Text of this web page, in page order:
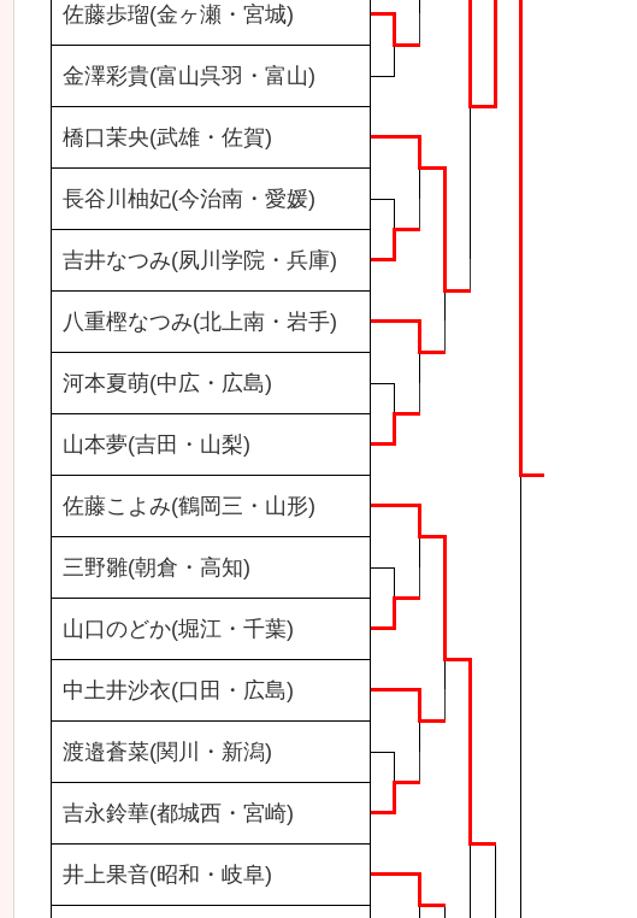
佐藤歩瑠(金ヶ瀬・宮城)
金澤彩貴(富山呉羽・富山)
橋口茉央(武雄・佐賀)
長谷川柚妃(今治南・愛媛)
吉井なつみ(夙川学院・兵庫)
八重樫なつみ(北上南・岩手)
河本夏萌(中広・広島)
山本夢(吉田・山梨)
佐藤こよみ(鶴岡三・山形)
三野雛(朝倉・高知)
山口のどか(堀江・千葉)
中土井沙衣(口田・広島)
渡邉蒼菜(関川・新潟)
吉永鈴華(都城西・宮崎)
井上果音(昭和・岐阜)